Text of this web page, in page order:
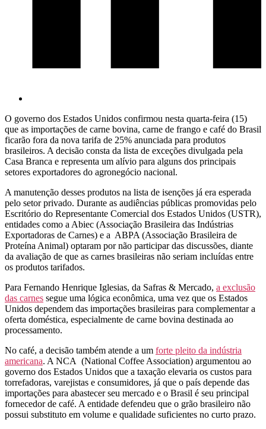
O governo dos Estados Unidos confirmou nesta quarta-feira (15)
que as importações de carne bovina, carne de frango e café do Brasil
ficarão fora da nova tarifa de 25% anunciada para produtos
brasileiros. A decisão consta da lista de exceções divulgada pela
Casa Branca e representa um alívio para alguns dos principais
setores exportadores do agronegócio nacional.
A manutenção desses produtos na lista de isenções já era esperada
pelo setor privado. Durante as audiências públicas promovidas pelo
Escritório do Representante Comercial dos Estados Unidos (USTR),
entidades como a Abiec (Associação Brasileira das Indústrias
Exportadoras de Carnes) e a ABPA (Associação Brasileira de
Proteína Animal) optaram por não participar das discussões, diante
da avaliação de que as carnes brasileiras não seriam incluídas entre
os produtos tarifados.
Para Fernando Henrique Iglesias, da Safras & Mercado, a exclusão
das carnes segue uma lógica econômica, uma vez que os Estados
Unidos dependem das importações brasileiras para complementar a
oferta doméstica, especialmente de carne bovina destinada ao
processamento.
No café, a decisão também atende a um forte pleito da indústria
americana. A NCA (National Coffee Association) argumentou ao
governo dos Estados Unidos que a taxação elevaria os custos para
torrefadoras, varejistas e consumidores, já que o país depende das
importações para abastecer seu mercado e o Brasil é seu principal
fornecedor de café. A entidade defendeu que o grão brasileiro não
possui substituto em volume e qualidade suficientes no curto prazo.